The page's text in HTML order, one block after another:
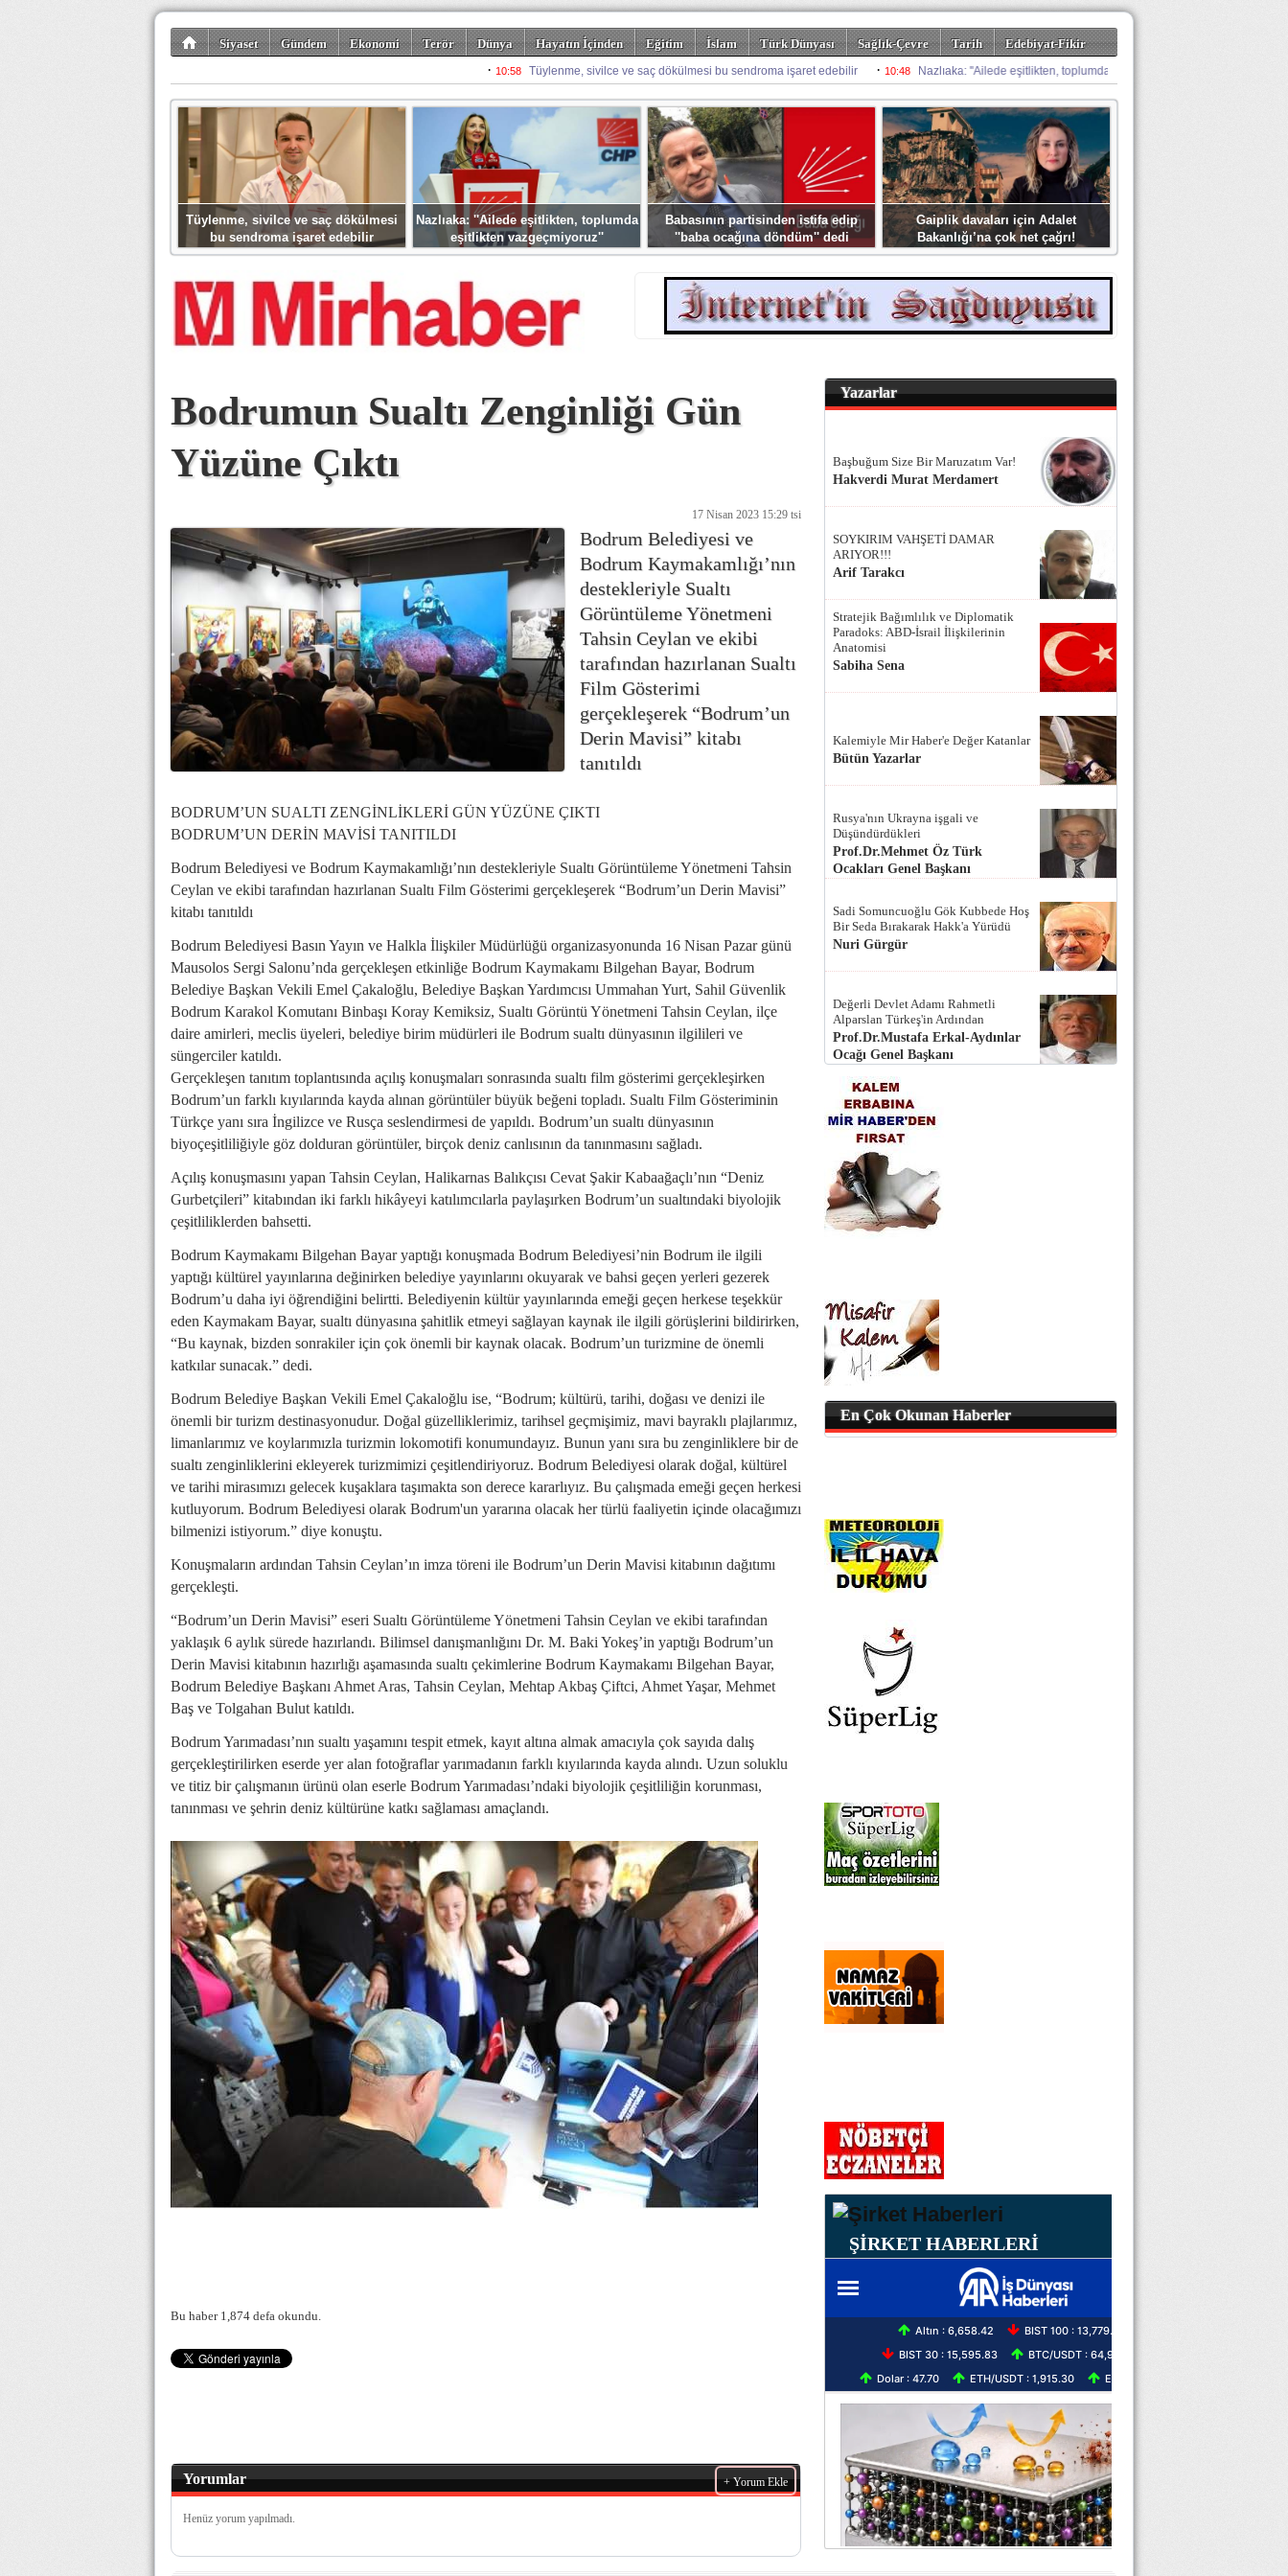
Siyaset Gündem Ekonomi Terör Dünya Hayatın İçinden Eğitim İslam Türk Dünyası Sağlık-Çevre Tarih
Edebiyat-Fikir
Spor Misafir Kalem Foto Galeriler
Tüylenme, sivilce ve saç dökülmesi
bu sendroma işaret edebilir
Nazlıaka: ''Ailede eşitlikten, toplumda
eşitlikten vazgeçmiyoruz''
Babasının partisinden istifa edip
''baba ocağına döndüm'' dedi
Gaiplik davaları için Adalet
Bakanlığı’na çok net çağrı!
Bodrumun Sualtı Zenginliği Gün
Yüzüne Çıktı
17 Nisan 2023 15:29 tsi
Bodrum Belediyesi ve
Bodrum Kaymakamlığı’nın
destekleriyle Sualtı
Görüntüleme Yönetmeni
Tahsin Ceylan ve ekibi
tarafından hazırlanan Sualtı
Film Gösterimi
gerçekleşerek “Bodrum’un
Derin Mavisi” kitabı
tanıtıldı
BODRUM’UN SUALTI ZENGİNLİKLERİ GÜN YÜZÜNE ÇIKTI
BODRUM’UN DERİN MAVİSİ TANITILDI
Bodrum Belediyesi ve Bodrum Kaymakamlığı’nın destekleriyle Sualtı Görüntüleme Yönetmeni Tahsin
Ceylan ve ekibi tarafından hazırlanan Sualtı Film Gösterimi gerçekleşerek “Bodrum’un Derin Mavisi”
kitabı tanıtıldı
Bodrum Belediyesi Basın Yayın ve Halkla İlişkiler Müdürlüğü organizasyonunda 16 Nisan Pazar günü
Mausolos Sergi Salonu’nda gerçekleşen etkinliğe Bodrum Kaymakamı Bilgehan Bayar, Bodrum
Belediye Başkan Vekili Emel Çakaloğlu, Belediye Başkan Yardımcısı Ummahan Yurt, Sahil Güvenlik
Bodrum Karakol Komutanı Binbaşı Koray Kemiksiz, Sualtı Görüntü Yönetmeni Tahsin Ceylan, ilçe
daire amirleri, meclis üyeleri, belediye birim müdürleri ile Bodrum sualtı dünyasının ilgilileri ve
süngerciler katıldı.
Gerçekleşen tanıtım toplantısında açılış konuşmaları sonrasında sualtı film gösterimi gerçekleşirken
Bodrum’un farklı kıyılarında kayda alınan görüntüler büyük beğeni topladı. Sualtı Film Gösteriminin
Türkçe yanı sıra İngilizce ve Rusça seslendirmesi de yapıldı. Bodrum’un sualtı dünyasının
biyoçeşitliliğiyle göz dolduran görüntüler, birçok deniz canlısının da tanınmasını sağladı.
Açılış konuşmasını yapan Tahsin Ceylan, Halikarnas Balıkçısı Cevat Şakir Kabaağaçlı’nın “Deniz
Gurbetçileri” kitabından iki farklı hikâyeyi katılımcılarla paylaşırken Bodrum’un sualtındaki biyolojik
çeşitliliklerden bahsetti.
Bodrum Kaymakamı Bilgehan Bayar yaptığı konuşmada Bodrum Belediyesi’nin Bodrum ile ilgili
yaptığı kültürel yayınlarına değinirken belediye yayınlarını okuyarak ve bahsi geçen yerleri gezerek
Bodrum’u daha iyi öğrendiğini belirtti. Belediyenin kültür yayınlarında emeği geçen herkese teşekkür
eden Kaymakam Bayar, sualtı dünyasına şahitlik etmeyi sağlayan kaynak ile ilgili görüşlerini bildirirken,
“Bu kaynak, bizden sonrakiler için çok önemli bir kaynak olacak. Bodrum’un turizmine de önemli
katkılar sunacak.” dedi.
Bodrum Belediye Başkan Vekili Emel Çakaloğlu ise, “Bodrum; kültürü, tarihi, doğası ve denizi ile
önemli bir turizm destinasyonudur. Doğal güzelliklerimiz, tarihsel geçmişimiz, mavi bayraklı plajlarımız,
limanlarımız ve koylarımızla turizmin lokomotifi konumundayız. Bunun yanı sıra bu zenginliklere bir de
sualtı zenginliklerini ekleyerek turizmimizi çeşitlendiriyoruz. Bodrum Belediyesi olarak doğal, kültürel
ve tarihi mirasımızı gelecek kuşaklara taşımakta son derece kararlıyız. Bu çalışmada emeği geçen herkesi
kutluyorum. Bodrum Belediyesi olarak Bodrum'un yararına olacak her türlü faaliyetin içinde olacağımızı
bilmenizi istiyorum.” diye konuştu.
Konuşmaların ardından Tahsin Ceylan’ın imza töreni ile Bodrum’un Derin Mavisi kitabının dağıtımı
gerçekleşti.
“Bodrum’un Derin Mavisi” eseri Sualtı Görüntüleme Yönetmeni Tahsin Ceylan ve ekibi tarafından
yaklaşık 6 aylık sürede hazırlandı. Bilimsel danışmanlığını Dr. M. Baki Yokeş’in yaptığı Bodrum’un
Derin Mavisi kitabının hazırlığı aşamasında sualtı çekimlerine Bodrum Kaymakamı Bilgehan Bayar,
Bodrum Belediye Başkanı Ahmet Aras, Tahsin Ceylan, Mehtap Akbaş Çiftci, Ahmet Yaşar, Mehmet
Baş ve Tolgahan Bulut katıldı.
Bodrum Yarımadası’nın sualtı yaşamını tespit etmek, kayıt altına almak amacıyla çok sayıda dalış
gerçekleştirilirken eserde yer alan fotoğraflar yarımadanın farklı kıyılarında kayda alındı. Uzun soluklu
ve titiz bir çalışmanın ürünü olan eserle Bodrum Yarımadası’ndaki biyolojik çeşitliliğin korunması,
tanınması ve şehrin deniz kültürüne katkı sağlaması amaçlandı.
Bu haber 1,874 defa okundu.
Yorumlar + Yorum Ekle
Henüz yorum yapılmadı.
Yazarlar
Başbuğum Size Bir Maruzatım Var!
Hakverdi Murat Merdamert
SOYKIRIM VAHŞETİ DAMAR
ARIYOR!!!
Arif Tarakcı
Stratejik Bağımlılık ve Diplomatik
Paradoks: ABD-İsrail İlişkilerinin
Anatomisi
Sabiha Sena
Kalemiyle Mir Haber'e Değer Katanlar
Bütün Yazarlar
Rusya'nın Ukrayna işgali ve
Düşündürdükleri
Prof.Dr.Mehmet Öz Türk
Ocakları Genel Başkanı
Sadi Somuncuoğlu Gök Kubbede Hoş
Bir Seda Bırakarak Hakk'a Yürüdü
Nuri Gürgür
Değerli Devlet Adamı Rahmetli
Alparslan Türkeş'in Ardından
Prof.Dr.Mustafa Erkal-Aydınlar
Ocağı Genel Başkanı
En Çok Okunan Haberler
ŞİRKET HABERLERİ